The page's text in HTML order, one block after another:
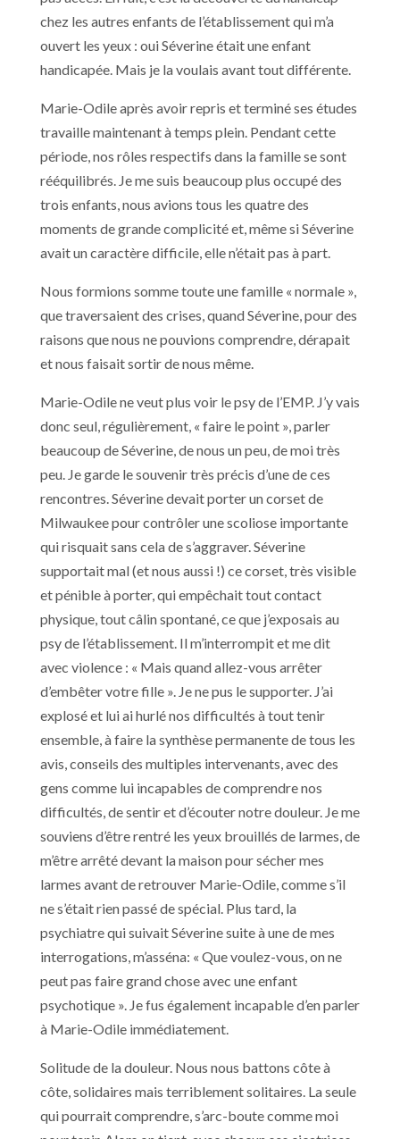
chez les autres enfants de l’établissement qui m’a
ouvert les yeux : oui Séverine était une enfant
handicapée. Mais je la voulais avant tout différente.
Marie-Odile après avoir repris et terminé ses études
travaille maintenant à temps plein. Pendant cette
période, nos rôles respectifs dans la famille se sont
rééquilibrés. Je me suis beaucoup plus occupé des
trois enfants, nous avions tous les quatre des
moments de grande complicité et, même si Séverine
avait un caractère difficile, elle n’était pas à part.
Nous formions somme toute une famille « normale »,
que traversaient des crises, quand Séverine, pour des
raisons que nous ne pouvions comprendre, dérapait
et nous faisait sortir de nous même.
Marie-Odile ne veut plus voir le psy de l’EMP. J’y vais
donc seul, régulièrement, « faire le point », parler
beaucoup de Séverine, de nous un peu, de moi très
peu. Je garde le souvenir très précis d’une de ces
rencontres. Séverine devait porter un corset de
Milwaukee pour contrôler une scoliose importante
qui risquait sans cela de s’aggraver. Séverine
supportait mal (et nous aussi !) ce corset, très visible
et pénible à porter, qui empêchait tout contact
physique, tout câlin spontané, ce que j’exposais au
psy de l’établissement. Il m’interrompit et me dit
avec violence : « Mais quand allez-vous arrêter
d’embêter votre fille ». Je ne pus le supporter. J’ai
explosé et lui ai hurlé nos difficultés à tout tenir
ensemble, à faire la synthèse permanente de tous les
avis, conseils des multiples intervenants, avec des
gens comme lui incapables de comprendre nos
difficultés, de sentir et d’écouter notre douleur. Je me
souviens d’être rentré les yeux brouillés de larmes, de
m’être arrêté devant la maison pour sécher mes
larmes avant de retrouver Marie-Odile, comme s’il
ne s’était rien passé de spécial. Plus tard, la
psychiatre qui suivait Séverine suite à une de mes
interrogations, m’asséna: « Que voulez-vous, on ne
peut pas faire grand chose avec une enfant
psychotique ». Je fus également incapable d’en parler
à Marie-Odile immédiatement.
Solitude de la douleur. Nous nous battons côte à
côte, solidaires mais terriblement solitaires. La seule
qui pourrait comprendre, s’arc-boute comme moi